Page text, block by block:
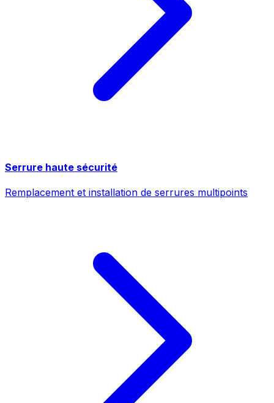
Serrure haute sécurité
Remplacement et installation de serrures multipoints